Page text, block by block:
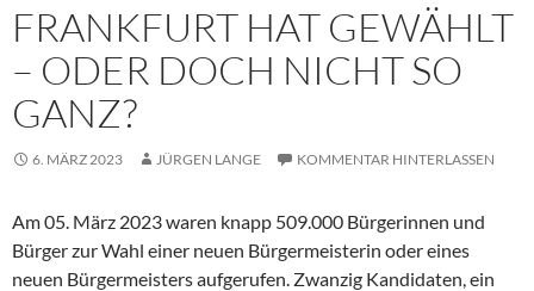
FRANKFURT HAT GEWÄHLT
– ODER DOCH NICHT SO
GANZ?
6. MÄRZ 2023 JÜRGEN LANGE KOMMENTAR HINTERLASSEN
Am 05. März 2023 waren knapp 509.000 Bürgerinnen und
Bürger zur Wahl einer neuen Bürgermeisterin oder eines
neuen Bürgermeisters aufgerufen. Zwanzig Kandidaten, ein